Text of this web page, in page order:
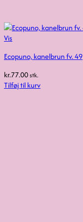
Vis
Ecopuno, kanelbrun fv. 49
kr.77.00stk.
Tilføj til kurv